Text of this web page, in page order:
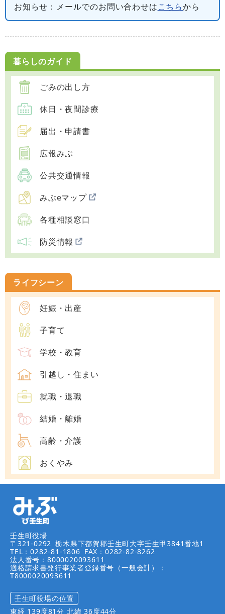
お知らせ ：メールでのお問い合わせはこちらから
暮らしのガイド
ごみの出し方
休日・夜間診療
届出・申請書
広報みぶ
公共交通情報
みぶeマップ
各種相談窓口
防災情報
ライフシーン
妊娠・出産
子育て
学校・教育
引越し・住まい
就職・退職
結婚・離婚
高齢・介護
おくやみ
壬生町役場
〒321-0292 栃木県下都賀郡壬生町大字壬生甲3841番地1
TEL：0282-81-1806 FAX：0282-82-8262
法人番号：8000020093611
適格請求書発行事業者登録番号（一般会計）：
T8000020093611
壬生町役場の位置
東経 139度81分 北緯 36度44分